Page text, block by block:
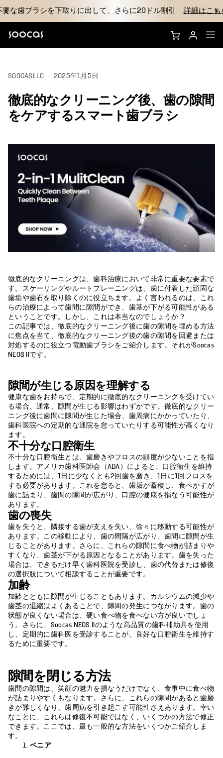
送料無料 60日間返品保証
NEOS IIを購入
ブラシヘッド
アクセサリー
なぜSoocasのか
サポート
SOOCASLLC · 2025年1月5日
徹底的なクリーニング後、歯の隙間
をケアするスマート歯ブラシ
徹底的なクリーニングは、歯科治療において非常に重要な要素で
す。スケーリングやルートプレーニングは、歯に付着した頑固な
歯垢や歯石を取り除くのに役立ちます。よく言われるのは、これ
らの治療によって歯間に隙間ができ、歯茎が下がる可能性がある
ということです。しかし、これは本当なのでしょうか？
この記事では、徹底的なクリーニング後に歯の隙間を埋める方法
に焦点を当て、徹底的なクリーニング後の歯の隙間を回避または
対処するのに役立つ電動歯ブラシをご紹介します。それがSoocas
NEOS IIです。
隙間が生じる原因を理解する
健康な歯をお持ちで、定期的に徹底的なクリーニングを受けてい
る場合、通常、隙間が生じる影響はわずかです。徹底的なクリー
ニング後に歯間に隙間が生じた場合、歯周病にかかっていたり、
歯科医院への定期的な通院を怠っていたりする可能性が高くなり
ます。
不十分な口腔衛生
不十分な口腔衛生とは、歯磨きやフロスの頻度が少ないことを指
します。アメリカ歯科医師会（ADA）によると、口腔衛生を維持
するためには、1日に少なくとも2回歯を磨き、1日に1回フロスを
する必要があります。これを怠ると、歯垢が蓄積し、食べかすが
歯に詰まり、歯間の隙間が広がり、口腔の健康を損なう可能性が
あります。
歯の喪失
歯を失うと、隣接する歯が支えを失い、徐々に移動する可能性が
あります。この移動により、歯の間隔が広がり、歯間に隙間が生
じることがあります。さらに、これらの隙間に食べ物が詰まりや
すくなり、歯茎が下がる原因となることがあります。歯を失った
場合は、できるだけ早く歯科医院を受診し、歯の代替または修復
の選択肢について相談することが重要です。
加齢
加齢とともに隙間が生じることもあります。カルシウムの減少や
歯茎の退縮はよくあることで、隙間の発生につながります。歯の
状態が良くない場合は、硬い食べ物を食べない方が良いでしょ
う。さらに、Soocas NEOS IIのような高品質の歯科補助具を使用
し、定期的に歯科医を受診することが、良好な口腔衛生を維持す
るために重要です。
隙間を閉じる方法
歯間の隙間は、笑顔の魅力を損なうだけでなく、食事中に食べ物
が詰まりやすくもなります。さらに、これらの隙間があると歯磨
きが難しくなり、歯周病を引き起こす可能性さえあります。幸い
なことに、これらは修復不可能ではなく、いくつかの方法で修正
できます。ここでは、最も一般的な方法をいくつかご紹介しま
す。
ベニア